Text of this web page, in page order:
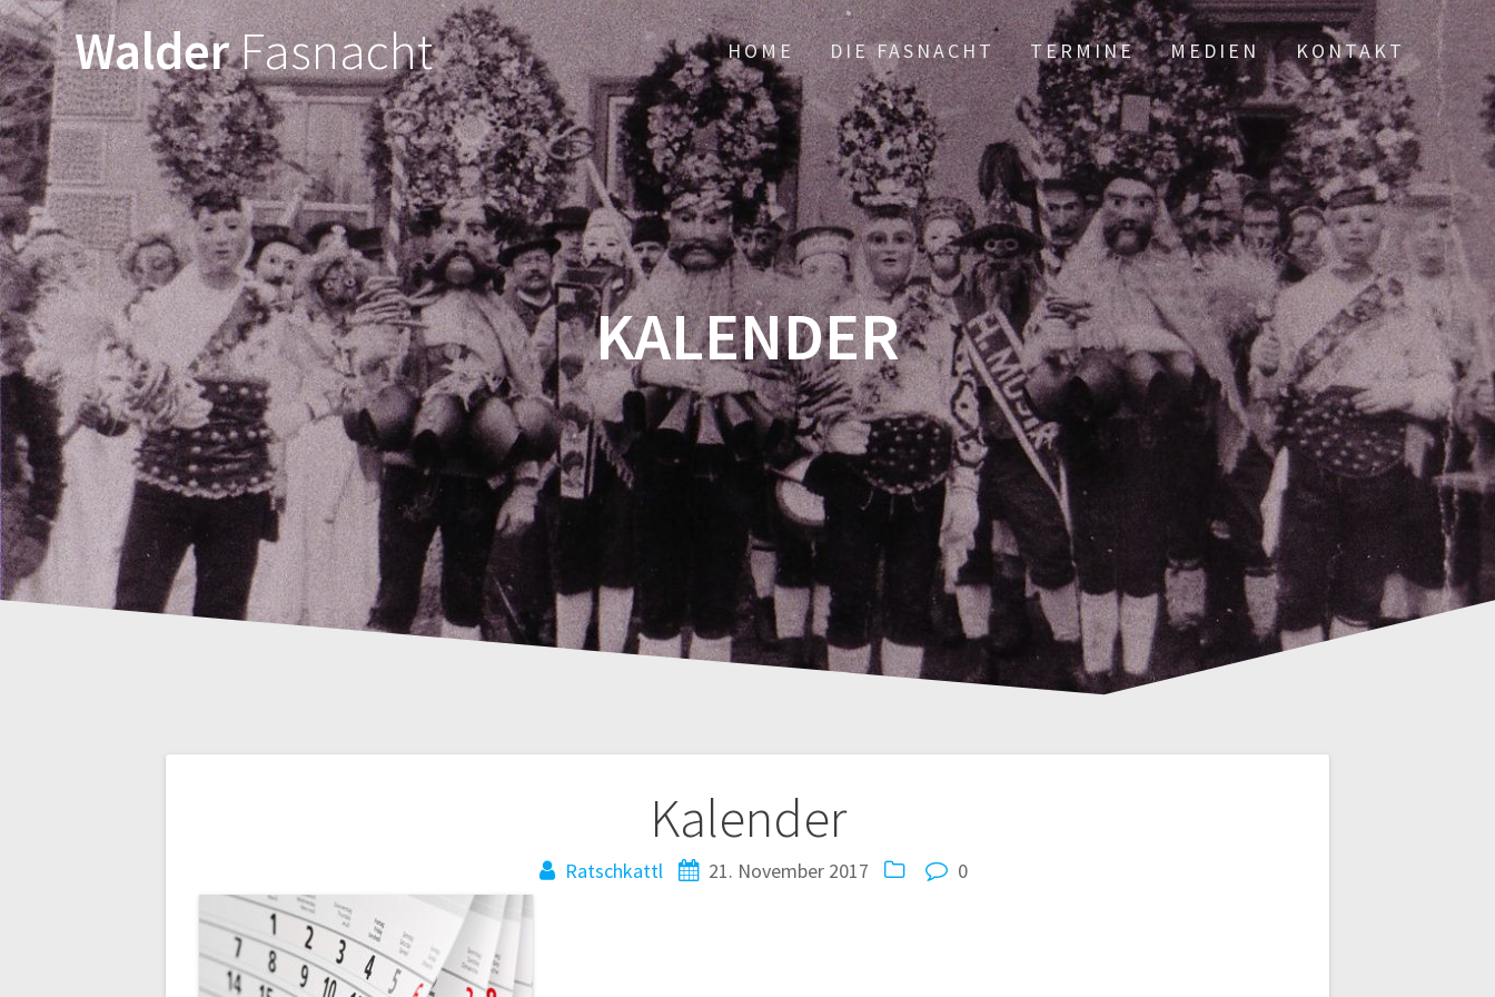
WalderFasnacht HOME DIE FASNACHT TERMINE MEDIEN KONTAKT
KALENDER
Kalender
Ratschkattl 21. November 2017 0